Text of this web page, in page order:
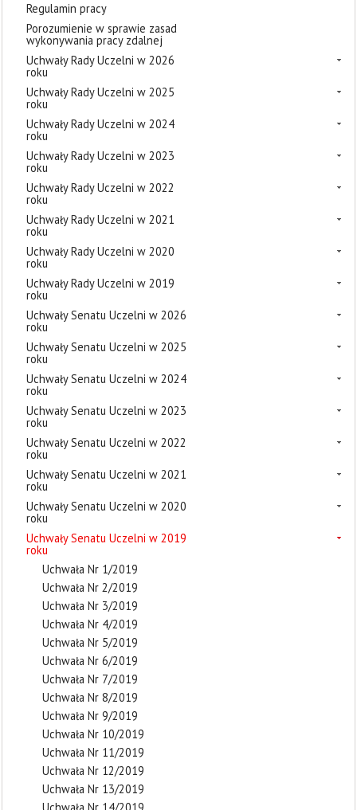
Regulamin pracy
Porozumienie w sprawie zasad
wykonywania pracy zdalnej
Uchwały Rady Uczelni w 2026
roku
Uchwały Rady Uczelni w 2025
roku
Uchwały Rady Uczelni w 2024
roku
Uchwały Rady Uczelni w 2023
roku
Uchwały Rady Uczelni w 2022
roku
Uchwały Rady Uczelni w 2021
roku
Uchwały Rady Uczelni w 2020
roku
Uchwały Rady Uczelni w 2019
roku
Uchwały Senatu Uczelni w 2026
roku
Uchwały Senatu Uczelni w 2025
roku
Uchwały Senatu Uczelni w 2024
roku
Uchwały Senatu Uczelni w 2023
roku
Uchwały Senatu Uczelni w 2022
roku
Uchwały Senatu Uczelni w 2021
roku
Uchwały Senatu Uczelni w 2020
roku
Uchwały Senatu Uczelni w 2019
roku
Uchwała Nr 1/2019
Uchwała Nr 2/2019
Uchwała Nr 3/2019
Uchwała Nr 4/2019
Uchwała Nr 5/2019
Uchwała Nr 6/2019
Uchwała Nr 7/2019
Uchwała Nr 8/2019
Uchwała Nr 9/2019
Uchwała Nr 10/2019
Uchwała Nr 11/2019
Uchwała Nr 12/2019
Uchwała Nr 13/2019